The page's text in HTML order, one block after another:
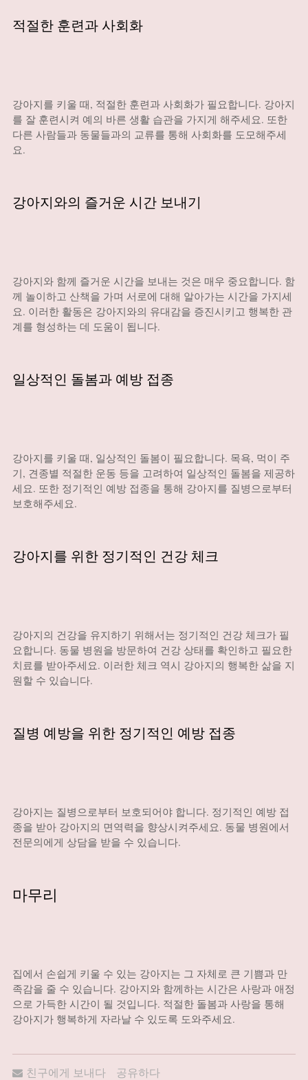
적절한 훈련과 사회화
강아지를 키울 때, 적절한 훈련과 사회화가 필요합니다. 강아지
를 잘 훈련시켜 예의 바른 생활 습관을 가지게 해주세요. 또한
다른 사람들과 동물들과의 교류를 통해 사회화를 도모해주세
요.
강아지와의 즐거운 시간 보내기
강아지와 함께 즐거운 시간을 보내는 것은 매우 중요합니다. 함
께 놀이하고 산책을 가며 서로에 대해 알아가는 시간을 가지세
요. 이러한 활동은 강아지와의 유대감을 증진시키고 행복한 관
계를 형성하는 데 도움이 됩니다.
일상적인 돌봄과 예방 접종
강아지를 키울 때, 일상적인 돌봄이 필요합니다. 목욕, 먹이 주
기, 견종별 적절한 운동 등을 고려하여 일상적인 돌봄을 제공하
세요. 또한 정기적인 예방 접종을 통해 강아지를 질병으로부터
보호해주세요.
강아지를 위한 정기적인 건강 체크
강아지의 건강을 유지하기 위해서는 정기적인 건강 체크가 필
요합니다. 동물 병원을 방문하여 건강 상태를 확인하고 필요한
치료를 받아주세요. 이러한 체크 역시 강아지의 행복한 삶을 지
원할 수 있습니다.
질병 예방을 위한 정기적인 예방 접종
강아지는 질병으로부터 보호되어야 합니다. 정기적인 예방 접
종을 받아 강아지의 면역력을 향상시켜주세요. 동물 병원에서
전문의에게 상담을 받을 수 있습니다.
마무리
집에서 손쉽게 키울 수 있는 강아지는 그 자체로 큰 기쁨과 만
족감을 줄 수 있습니다. 강아지와 함께하는 시간은 사랑과 애정
으로 가득한 시간이 될 것입니다. 적절한 돌봄과 사랑을 통해
강아지가 행복하게 자라날 수 있도록 도와주세요.
친구에게 보내다
공유하다